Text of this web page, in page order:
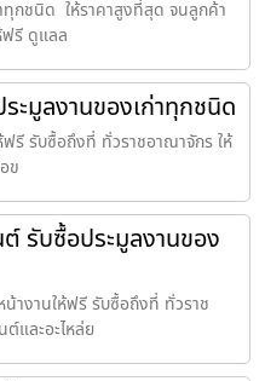
ทุกชนิด ให้ราคาสูงที่สุด จนลูกค้า
ฟรี ดูแลล
ะมูลงานของเก่าทุกชนิด
ฟรี รับซื้อถึงที่ ทั่วราชอาณาจักร ให้
ข
รับซื้อประมูลงานของ
างานให้ฟรี รับซื้อถึงที่ ทั่วราช
และอะไหล่ย